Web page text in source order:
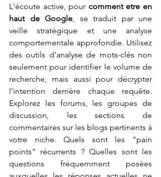
L'écoute active, pour comment etre en
haut de Google, se traduit par une
veille stratégique et une analyse
comportementale approfondie. Utilisez
des outils d'analyse de mots-clés non
seulement pour identifier le volume de
recherche, mais aussi pour décrypter
l'intention derrière chaque requête.
Explorez les forums, les groupes de
discussion, les sections de
commentaires sur les blogs pertinents à
votre niche. Quels sont les "pain
points" récurrents ? Quelles sont les
questions fréquemment posées